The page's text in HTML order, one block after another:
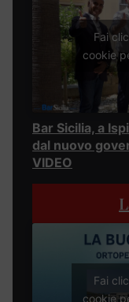
Fai
cookie
Bar Sicilia, a
dal nuovo
VIDEO
Fai
cookie